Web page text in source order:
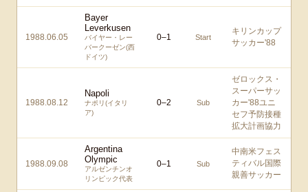
1988.06.05
Bayer
Leverkusen
バイヤー・レー
バークーゼン(西
ドイツ)
0–1 Start
キリンカップ
サッカー'88
1988.08.12
Napoli
ナポリ(イタリ
ア)
0–2 Sub
ゼロックス・
スーパーサッ
カー'88ユニ
セフ予防接種
拡大計画協力
1988.09.08
Argentina
Olympic
アルゼンチンオ
リンピック代表
0–1 Sub
中南米フェス
ティバル国際
親善サッカー